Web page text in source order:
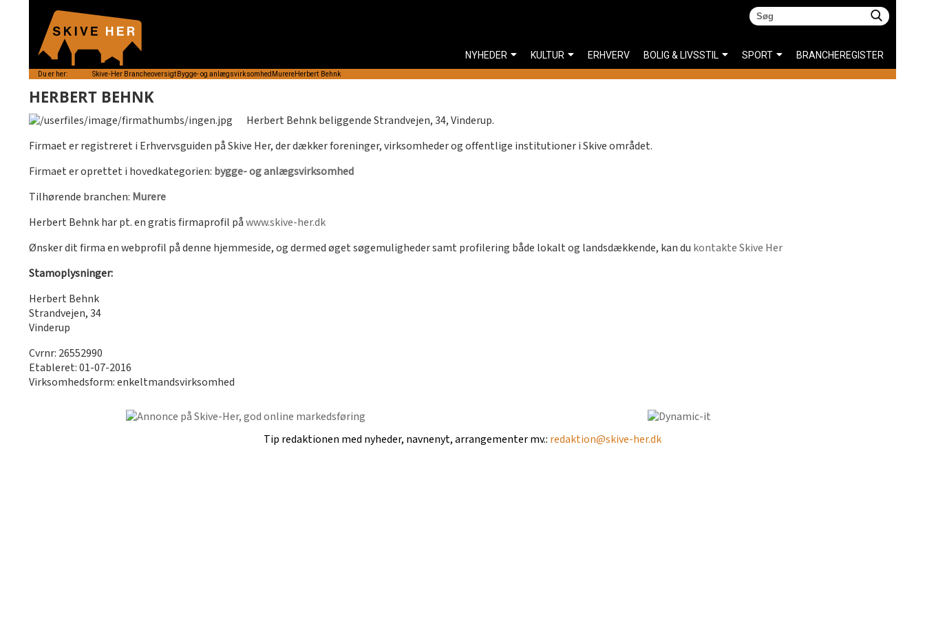
HERBERT BEHNK
Herbert Behnk beliggende Strandvejen, 34, Vinderup.
Firmaet er registreret i Erhvervsguiden på Skive Her, der dækker foreninger, virksomheder og offentlige institutioner i Skive området.
Firmaet er oprettet i hovedkategorien: bygge- og anlægsvirksomhed
Tilhørende branchen: Murere
Herbert Behnk har pt. en gratis firmaprofil påwww.skive-her.dk
Ønsker dit firma en webprofil på denne hjemmeside, og dermed øget søgemuligheder samt profilering både lokalt og landsdækkende, kan du kontakte Skive Her
Stamoplysninger:
Herbert Behnk
Strandvejen, 34
Vinderup
Cvrnr: 26552990
Etableret: 01-07-2016
Virksomhedsform: enkeltmandsvirksomhed
Du er her: Skive-Her Brancheoversigt Bygge- og anlægsvirksomhed MurereHerbert Behnk
Tip redaktionen med nyheder, navnenyt, arrangementer mv.: redaktion@skive-her.dk
NYHEDER KULTUR ERHVERV BOLIG & LIVSSTIL SPORT BRANCHEREGISTER